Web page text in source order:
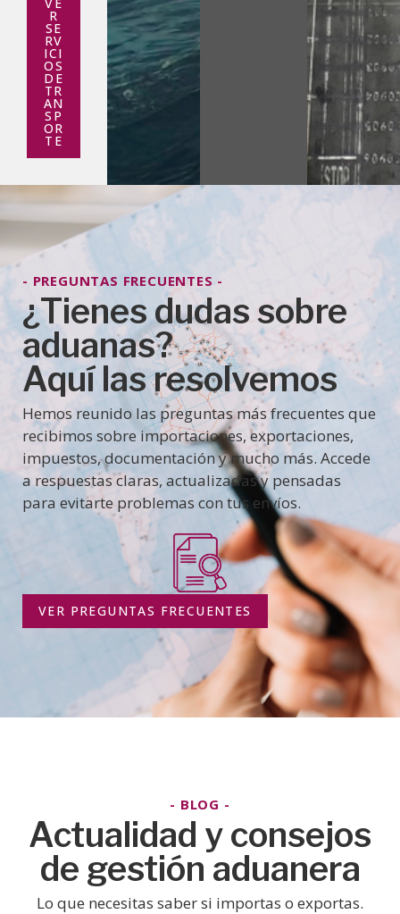
R
SE
RV
ICI
OS
DE
TR
AN
SP
OR
TE
- PREGUNTAS FRECUENTES -
¿Tienes dudas sobre
aduanas?
Aquí las resolvemos
Hemos reunido las preguntas más frecuentes que
recibimos sobre importaciones, exportaciones,
impuestos, documentación y mucho más. Accede
a respuestas claras, actualizadas y pensadas
para evitarte problemas con tus envíos.
VER PREGUNTAS FRECUENTES
- BLOG -
Actualidad y consejos
de gestión aduanera
Lo que necesitas saber si importas o exportas.